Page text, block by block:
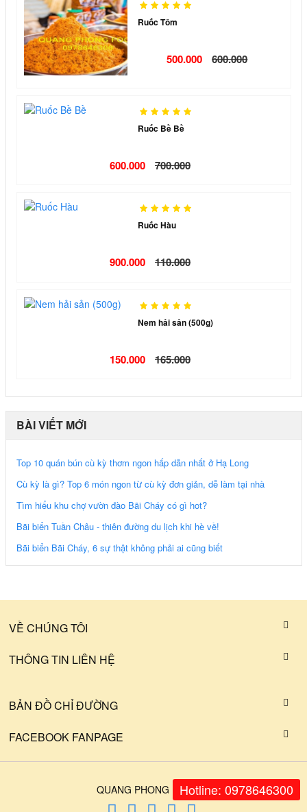
Ruốc Tôm
500.000 600.000
Ruốc Bề Bề
600.000 700.000
Ruốc Hàu
900.000 110.000
Nem hải sản (500g)
150.000 165.000
BÀI VIẾT MỚI
Top 10 quán bún cù kỳ thơm ngon hấp dẫn nhất ở Hạ Long
Cù kỳ là gì? Top 6 món ngon từ cù kỳ đơn giản, dễ làm tại nhà
Tìm hiểu khu chợ vườn đào Bãi Cháy có gì hot?
Bãi biển Tuần Châu - thiên đường du lịch khi hè về!
Bãi biển Bãi Cháy, 6 sự thật không phải ai cũng biết
VỀ CHÚNG TÔI
THÔNG TIN LIÊN HỆ
BẢN ĐỒ CHỈ ĐƯỜNG
FACEBOOK FANPAGE
QUANG PHONG FOODHotline: 0978646300